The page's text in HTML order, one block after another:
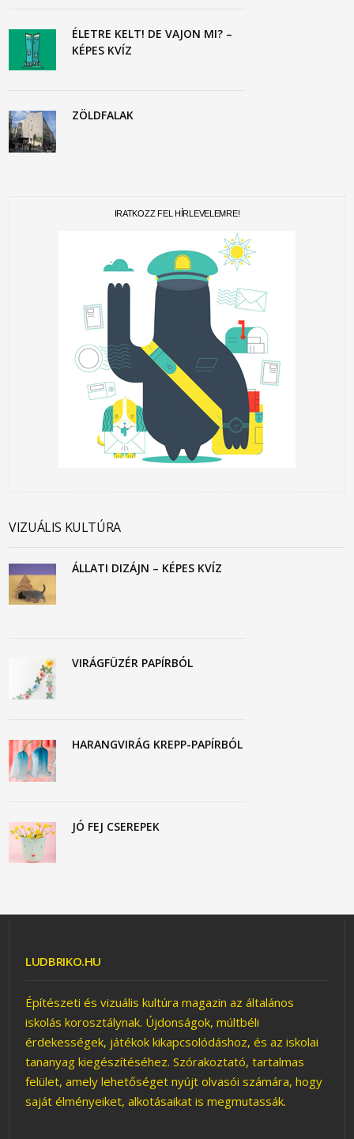
ÉLETRE KELT! DE VAJON MI? –
KÉPES KVÍZ
ZÖLDFALAK
IRATKOZZ FEL HÍRLEVELEMRE!
VIZUÁLIS KULTÚRA
ÁLLATI DIZÁJN – KÉPES KVÍZ
VIRÁGFÜZÉR PAPÍRBÓL
HARANGVIRÁG KREPP-PAPÍRBÓL
JÓ FEJ CSEREPEK
LUDBRIKO.HU
Építészeti és vizuális kultúra magazin az általános
iskolás korosztálynak. Újdonságok, múltbéli
érdekességek, játékok kikapcsolódáshoz, és az iskolai
tananyag kiegészítéséhez. Szórakoztató, tartalmas
felület, amely lehetőséget nyújt olvasói számára, hogy
saját élményeiket, alkotásaikat is megmutassák.